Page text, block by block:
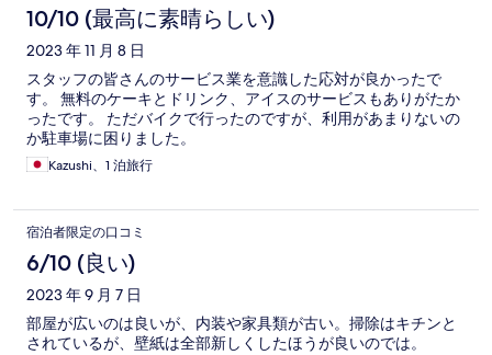
10/10 (最高に素晴らしい)
2023 年 11 月 8 日
スタッフの皆さんのサービス業を意識した応対が良かったで
す。 無料のケーキとドリンク、アイスのサービスもありがたか
ったです。 ただバイクで行ったのですが、利用があまりないの
か駐車場に困りました。
Kazushi、1 泊旅行
宿泊者限定の口コミ
6/10 (良い)
2023 年 9 月 7 日
部屋が広いのは良いが、内装や家具類が古い。掃除はキチンと
されているが、壁紙は全部新しくしたほうが良いのでは。